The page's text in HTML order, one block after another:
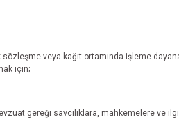
veya kağıt ortamında işleme
için;
gereği savcılıklara, mahkemelere ve